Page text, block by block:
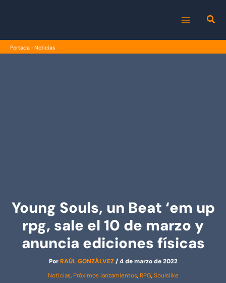
MENU
Portada › Noticias
Young Souls, un Beat ‘em up
rpg, sale el 10 de marzo y
anuncia ediciones físicas
PorRAÚL GONZÁLVEZ/4 de marzo de 2022
Noticias, Próximos lanzamientos, RPG,Soulslike